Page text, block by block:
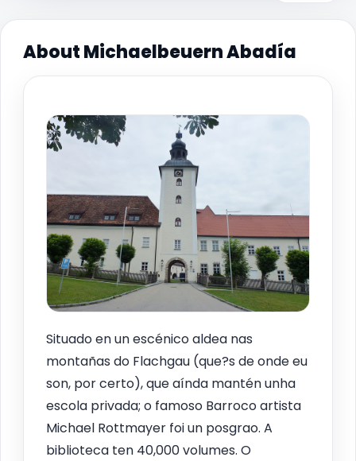
About Michaelbeuern Abadía
Situado en un escénico aldea nas
montañas do Flachgau (que?s de onde eu
son, por certo), que aínda mantén unha
escola privada; o famoso Barroco artista
Michael Rottmayer foi un posgrao. A
biblioteca ten 40,000 volumes. O